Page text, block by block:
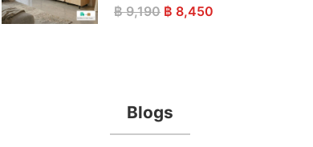
฿9,190 Original
฿ 8,450Current
Blogs